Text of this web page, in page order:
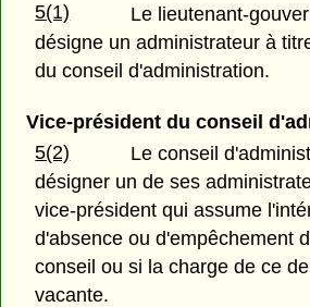
5(1)
Le lieutenant-
désigne un administrateur à
du conseil d'administration.
Vice-président du conseil
5(2)
Le conseil
désigner un de ses
vice-président qui assume
d'absence ou d'empêchement
conseil ou si la charge de ce
vacante.